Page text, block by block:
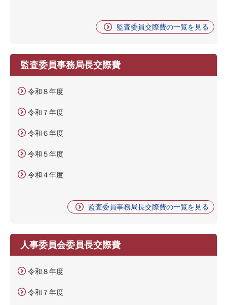
監査委員交際費の一覧を見る
監査委員事務局長交際費
令和８年度
令和７年度
令和６年度
令和５年度
令和４年度
監査委員事務局長交際費の一覧を見る
人事委員会委員長交際費
令和８年度
令和７年度